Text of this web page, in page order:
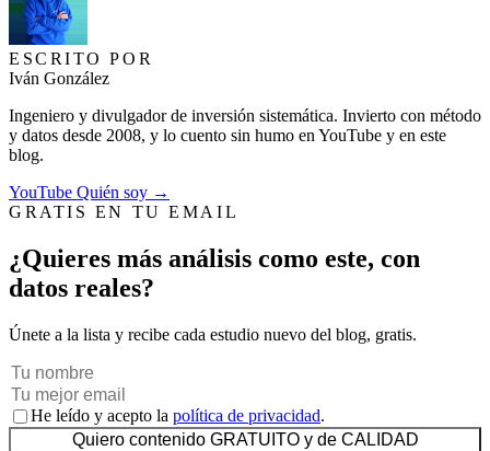
ESCRITO POR
Iván González
Ingeniero y divulgador de inversión sistemática. Invierto con método
y datos desde 2008, y lo cuento sin humo en YouTube y en este
blog.
YouTube Quién soy →
GRATIS EN TU EMAIL
¿Quieres más análisis como este, con
datos reales?
Únete a la lista y recibe cada estudio nuevo del blog, gratis.
He leído y acepto la política de privacidad.
Quiero contenido GRATUITO y de CALIDAD